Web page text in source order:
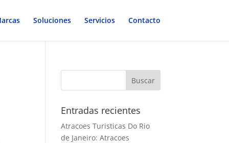
Soluciones Servicios Contacto
Entradas recientes
Atracoes Turisticas Do Rio
de Janeiro: Atracoes